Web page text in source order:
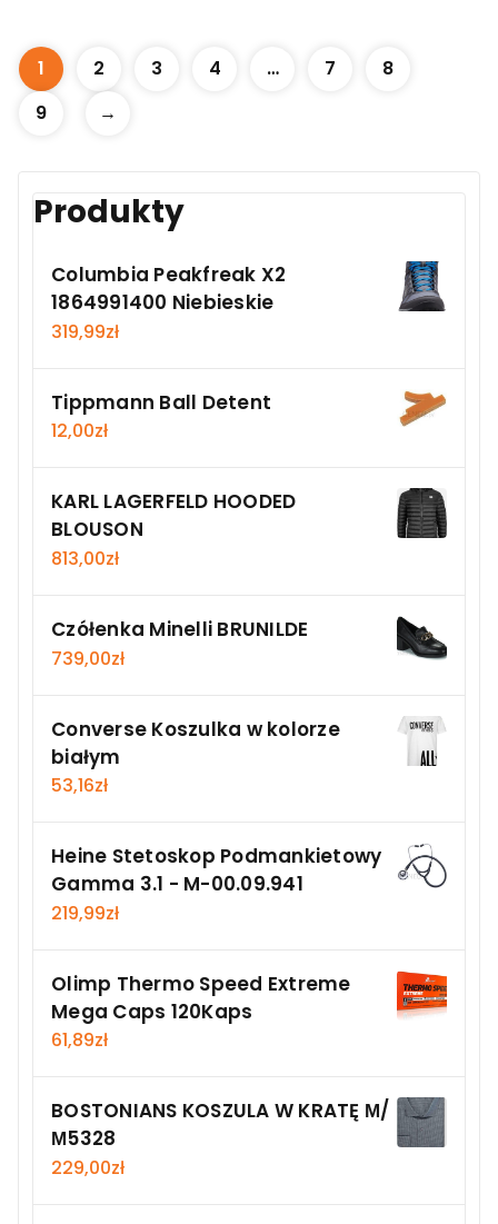
1 2 3 4 … 7
8
9
→
Produkty
Columbia Peakfreak X2
1864991400 Niebieskie
319,99zł
Tippmann Ball Detent
12,00zł
KARL LAGERFELD HOODED
BLOUSON
813,00zł
Czółenka Minelli BRUNILDE
739,00zł
Converse Koszulka w kolorze
białym
53,16zł
Heine Stetoskop Podmankietowy
Gamma 3.1 - M-00.09.941
219,99zł
Olimp Thermo Speed Extreme
Mega Caps 120Kaps
61,89zł
BOSTONIANS KOSZULA W KRATĘ Μ/
Μ5328
229,00zł